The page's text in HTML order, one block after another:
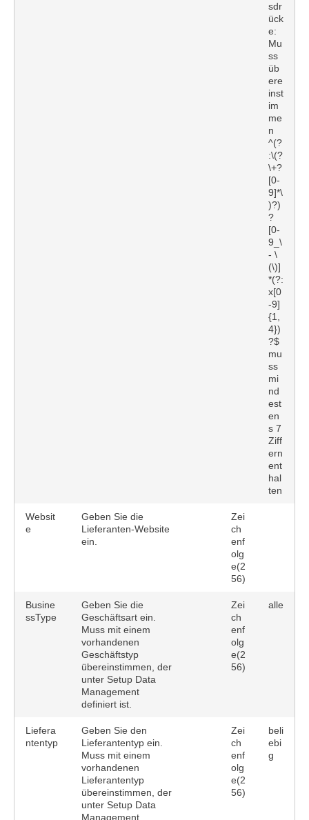
sdr
ück
e:
Mu
ss
üb
ere
inst
im
me
n
^(?
:\(?
\+?
[0-
9]*\
)?)
?
[0-
9_\
- \
(\)]
*(?:
x[0
-9]
{1,
4})
?$
mu
ss
mi
nd
est
en
s 7
Ziff
ern
ent
hal
ten
Websit
e
Geben Sie die
Lieferanten-Website
ein.
Zei
ch
enf
olg
e(2
56)
Busine
ssType
Geben Sie die
Geschäftsart ein.
Muss mit einem
vorhandenen
Geschäftstyp
übereinstimmen, der
unter Setup Data
Management
definiert ist.
Zei
ch
enf
olg
e(2
56)
alle
Liefera
ntentyp
Geben Sie den
Lieferantentyp ein.
Muss mit einem
vorhandenen
Lieferantentyp
übereinstimmen, der
unter Setup Data
Management
Zei
ch
enf
olg
e(2
56)
beli
ebi
g